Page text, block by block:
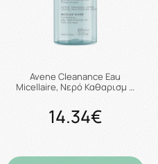
Avene Cleanance Eau
Micellaire, Νερό Καθαρισμ …
14.34€